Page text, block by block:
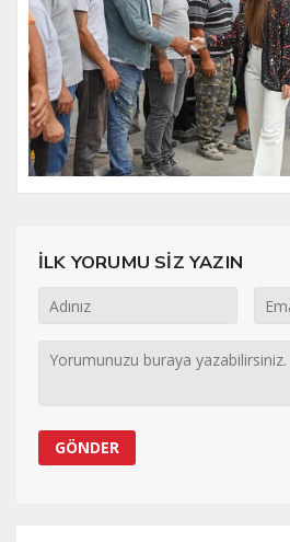
İLK YORUMU SİZ YAZIN